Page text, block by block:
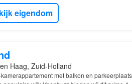
eigendom
Haag, Zuid-Holland
met balkon en